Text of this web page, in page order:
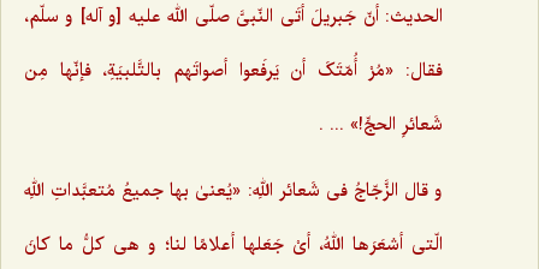
الحدیث: أنّ جَبریلَ أتَی النّبیَّ صلّی الله علیه [و آله] و سلّم،
فقال: «مُرْ أُمّتَکَ أن یَرفَعوا أصواتَهم بالتَّلبیَةِ،‌ فإنّها مِن
شَعائرِ الحجِّ!» ... .
و قال الزَّجّاجُ فی شَعائر اللهِ: «یُعنیٰ بها جمیعُ مُتعبَّداتِ اللهِ
الّتی أشعَرَها اللهُ، أیْ جَعَلها أعلامًا لنا؛ و هی کلُّ ما کانَ